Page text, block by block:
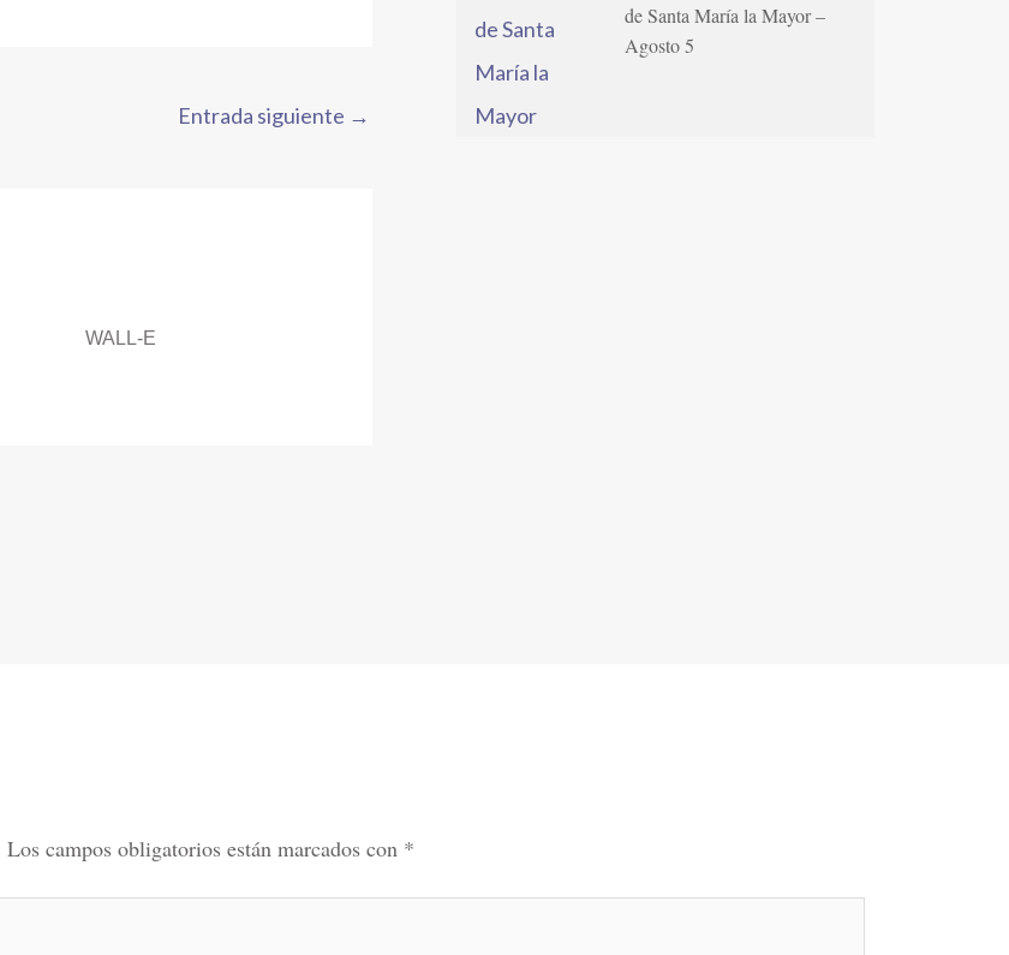
Entrada siguiente →
WALL-E
de Santa María la Mayor –
Agosto 5
Los campos obligatorios están marcados con *